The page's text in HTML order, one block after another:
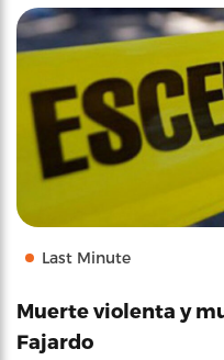
Last Minute
Muerte violenta y
Fajardo